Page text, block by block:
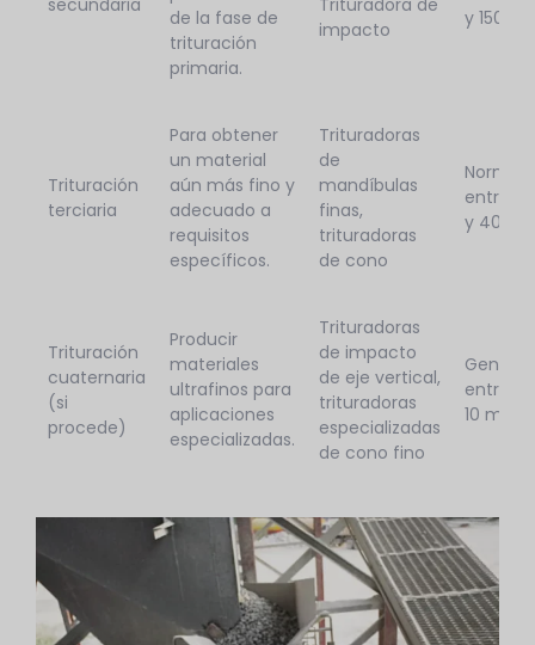
secundaria
de la fase de
trituración
primaria.
Trituradora de
impacto
y 150
Trituración
terciaria
Para obtener
un material
aún más fino y
adecuado a
requisitos
específicos.
Trituradoras
de
mandíbulas
finas,
trituradoras
de cono
entre
y 40
Trituración
cuaternaria
(si
procede)
Producir
materiales
ultrafinos para
aplicaciones
especializadas.
Trituradoras
de impacto
de eje vertical,
trituradoras
especializadas
de cono fino
entre 1
10 mm